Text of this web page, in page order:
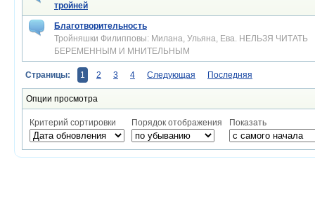
тройней
Благотворительность
Тройняшки Филипповы: Милана, Ульяна, Ева. НЕЛЬЗЯ ЧИТАТЬ
БЕРЕМЕННЫМ И МНИТЕЛЬНЫМ
Страницы: 1 2 3 4 Следующая Последняя
Опции просмотра
Критерий сортировки Порядок отображения Показать